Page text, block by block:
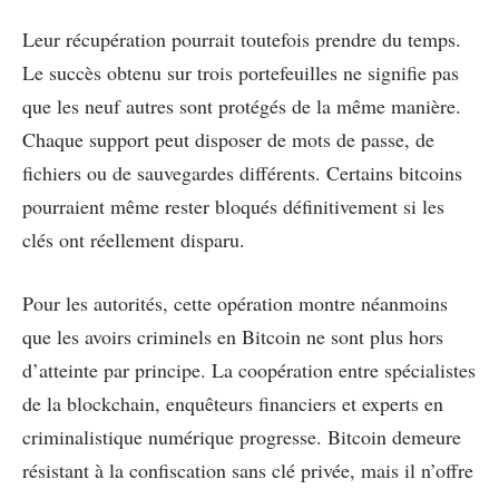
Leur récupération pourrait toutefois prendre du temps.
Le succès obtenu sur trois portefeuilles ne signifie pas
que les neuf autres sont protégés de la même manière.
Chaque support peut disposer de mots de passe, de
fichiers ou de sauvegardes différents. Certains bitcoins
pourraient même rester bloqués définitivement si les
clés ont réellement disparu.
Pour les autorités, cette opération montre néanmoins
que les avoirs criminels en Bitcoin ne sont plus hors
d’atteinte par principe. La coopération entre spécialistes
de la blockchain, enquêteurs financiers et experts en
criminalistique numérique progresse. Bitcoin demeure
résistant à la confiscation sans clé privée, mais il n’offre